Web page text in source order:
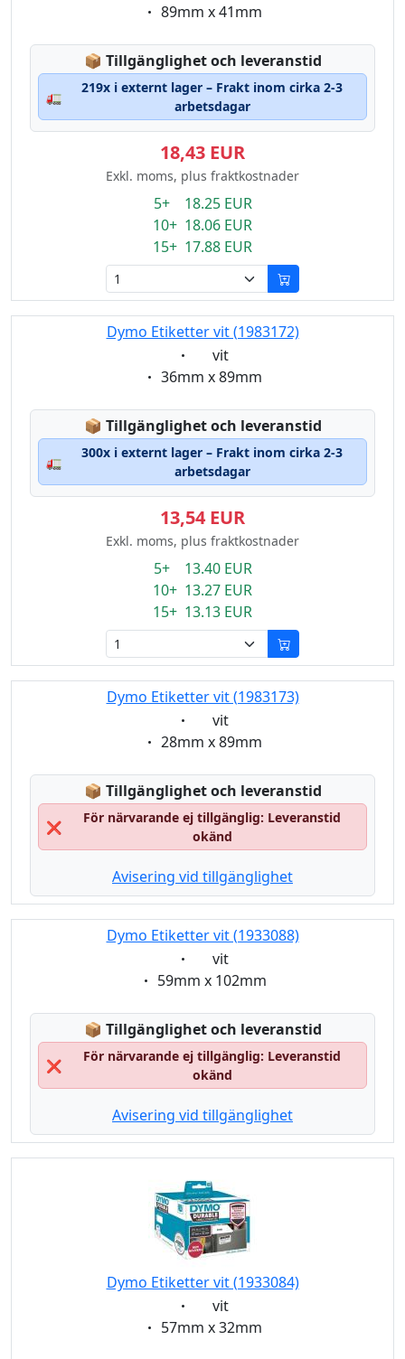
Eigenschaft:
89mm x 41mm
📦 Lagerstatus:
Tillgänglighet och leveranstid
🚛
219x i externt lager – Frakt inom cirka 2-3
arbetsdagar
18,43 EUR
Exkl. moms, plus fraktkostnader
5+ 18.25 EUR
10+ 18.06 EUR
15+ 17.88 EUR
Dymo Etiketter vit (1983172)
Eigenschaft:
vit
Eigenschaft:
36mm x 89mm
📦 Lagerstatus:
Tillgänglighet och leveranstid
🚛
300x i externt lager – Frakt inom cirka 2-3
arbetsdagar
13,54 EUR
Exkl. moms, plus fraktkostnader
5+ 13.40 EUR
10+ 13.27 EUR
15+ 13.13 EUR
Dymo Etiketter vit (1983173)
Eigenschaft:
vit
Eigenschaft:
28mm x 89mm
📦 Lagerstatus:
Tillgänglighet och leveranstid
❌
För närvarande ej tillgänglig: Leveranstid
okänd
Avisering vid tillgänglighet
Dymo Etiketter vit (1933088)
Eigenschaft:
vit
Eigenschaft:
59mm x 102mm
📦 Lagerstatus:
Tillgänglighet och leveranstid
❌
För närvarande ej tillgänglig: Leveranstid
okänd
Avisering vid tillgänglighet
Dymo Etiketter vit (1933084)
Eigenschaft:
vit
Eigenschaft:
57mm x 32mm